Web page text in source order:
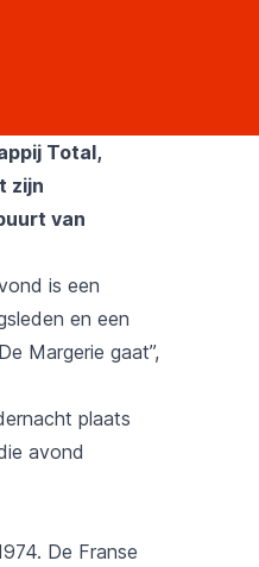
Total,
zijn
van
is een
en een
Margerie gaat”,
plaats
avond
De Franse